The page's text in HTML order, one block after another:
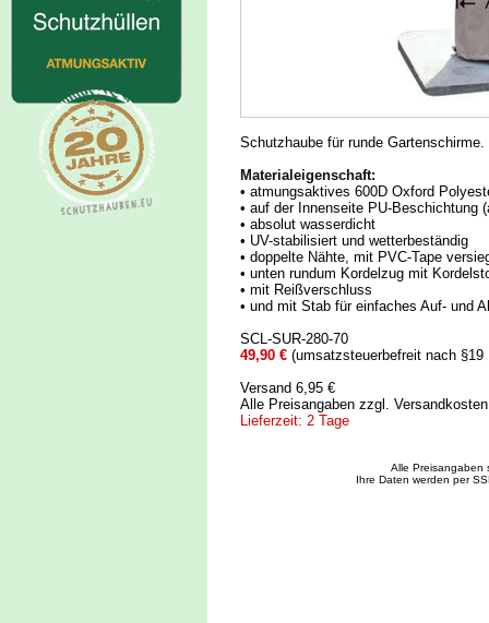
Schutzhaube für runde Gartenschirme.
Materialeigenschaft:
• atmungsaktives 600D Oxford
• auf der Innenseite PU-Beschichtung
• absolut wasserdicht
• UV-stabilisiert und wetterbeständig
• doppelte Nähte, mit PVC-Tape
• unten rundum Kordelzug mit
• mit Reißverschluss
• und mit Stab für einfaches Auf- und
SCL-SUR-280-70
49,90 € (umsatzsteuerbefreit nach §19
Versand 6,95 €
Alle Preisangaben zzgl.
Lieferzeit: 2 Tage
Alle Preisangaben
Ihre Daten werden per